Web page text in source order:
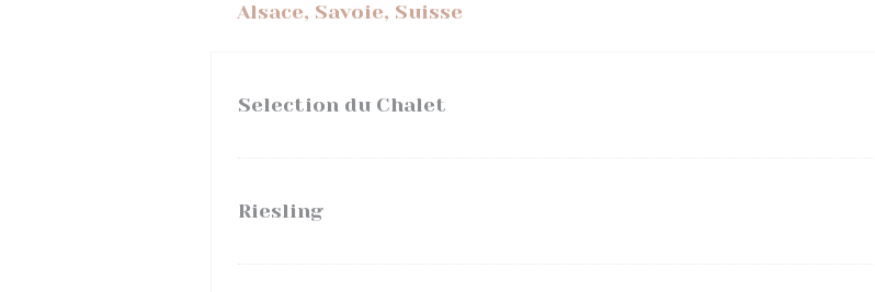
Alsace, Savoie, Suisse
Selection du Chalet
Riesling